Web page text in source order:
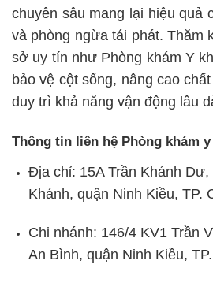
chuyên sâu mang lại hiệu quả
và phòng ngừa tái phát. Thăm
sở uy tín như Phòng khám Y
bảo vệ cột sống, nâng cao
duy trì khả năng vận động lâu
Thông tin liên hệ Phòng khám
Địa chỉ: 15A Trần Khánh
Khánh, quận Ninh Kiều, TP.
Chi nhánh: 146/4 KV1 Trần
An Bình, quận Ninh Kiều,